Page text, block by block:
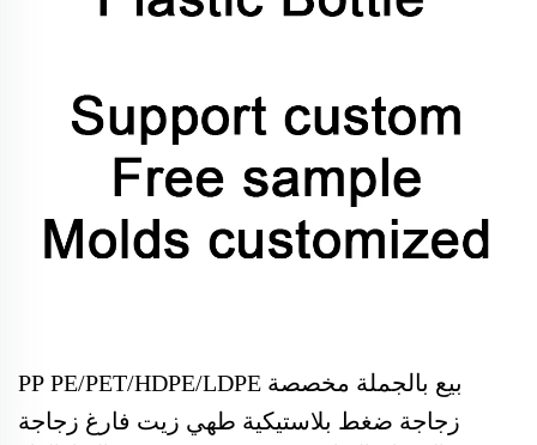
بيع بالجملة مخصصة PP PE/PET/HDPE/LDPE
زجاجة ضغط بلاستيكية طهي زيت فارغ زجاجة